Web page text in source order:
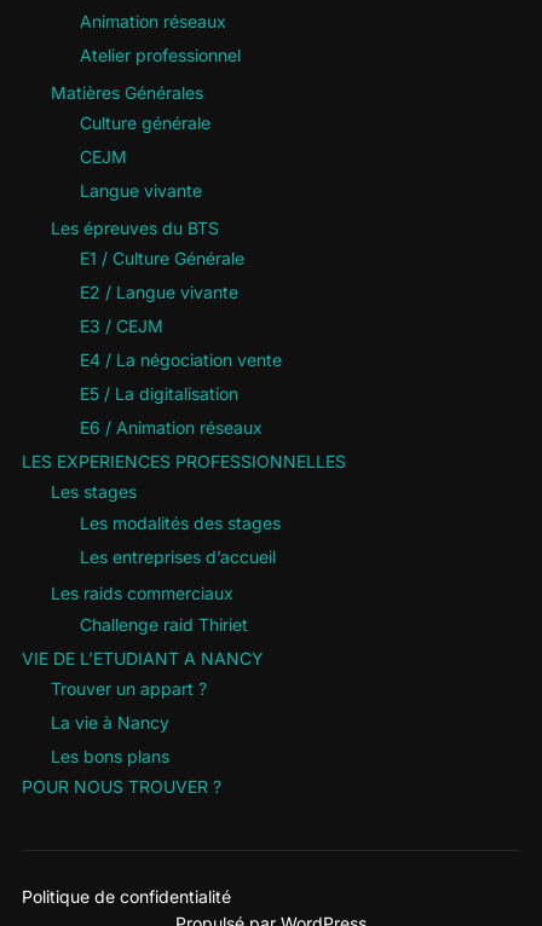
Animation réseaux
Atelier professionnel
Matières Générales
Culture générale
CEJM
Langue vivante
Les épreuves du BTS
E1 / Culture Générale
E2 / Langue vivante
E3 / CEJM
E4 / La négociation vente
E5 / La digitalisation
E6 / Animation réseaux
LES EXPERIENCES PROFESSIONNELLES
Les stages
Les modalités des stages
Les entreprises d’accueil
Les raids commerciaux
Challenge raid Thiriet
VIE DE L’ETUDIANT A NANCY
Trouver un appart ?
La vie à Nancy
Les bons plans
POUR NOUS TROUVER ?
Politique de confidentialité